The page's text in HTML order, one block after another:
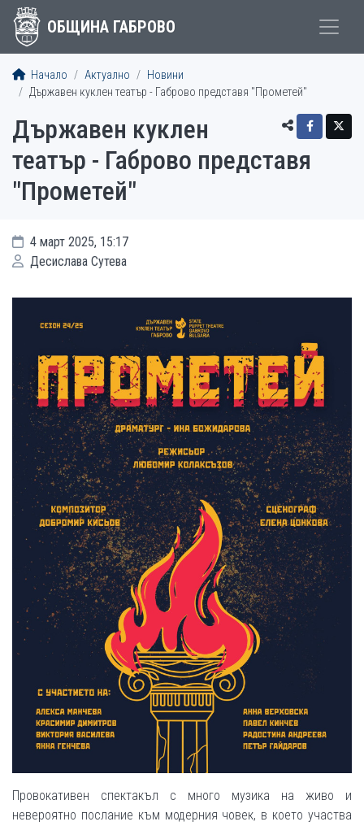
ОБЩИНА ГАБРОВО
Начало Актуално
Новини
Държавен куклен театър - Габрово представя "Прометей"
Държавен куклен
театър - Габрово представя
"Прометей"
4 март 2025, 15:17
Десислава Сутева
Провокативен спектакъл с много музика на живо и
невероятно послание към модерния човек, в което участва